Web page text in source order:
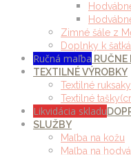
Zimné šále z
Doplnky k
Ručná maľba RUČNE
TEXTILNÉ VÝROBKY
Textilné ruksaky
Textilné
Likvidácia skladu
SLUŽBY
Maľba na kožu
Maľba na